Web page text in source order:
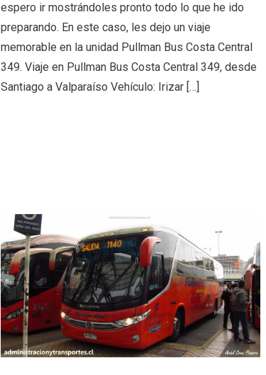
espero ir mostrándoles pronto todo lo que he ido
preparando. En este caso, les dejo un viaje
memorable en la unidad Pullman Bus Costa Central
349. Viaje en Pullman Bus Costa Central 349, desde
Santiago a Valparaíso Vehículo: Irizar […]